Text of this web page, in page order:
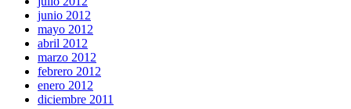
junio 2012
mayo 2012
abril 2012
marzo 2012
febrero 2012
enero 2012
diciembre 2011